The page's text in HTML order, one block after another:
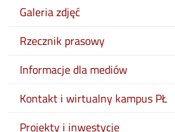
Galeria zdjęć
Rzecznik prasowy
Informacje dla mediów
Kontakt i wirtualny kampus PŁ
Projekty i inwestycje